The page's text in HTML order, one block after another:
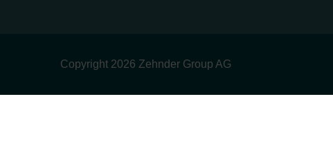
Copyright 2026 Zehnder Group AG